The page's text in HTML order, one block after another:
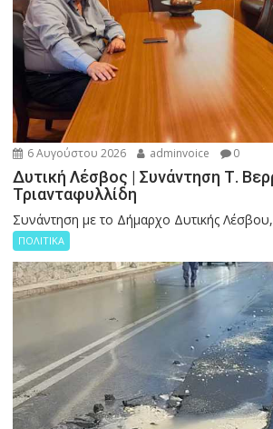
6 Αυγούστου 2026 adminvoice 0
Δυτική Λέσβος | Συνάντηση Τ.
Τριανταφυλλίδη
Συνάντηση με το Δήμαρχο Δυτικής
ΠΟΛΙΤΙΚΑ